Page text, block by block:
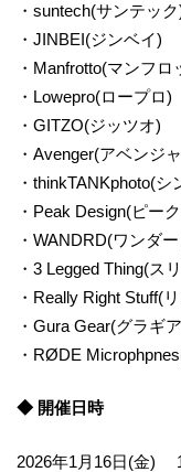
・suntech(サンテック
・JINBEI(ジンベイ)
・Manfrotto(マンフロ
・Lowepro(ロープロ)
・GITZO(ジッツオ)
・Avenger(アベンジ
・thinkTANKphoto(
・Peak Design(ピー
・WANDRD(ワンダ
・3 Legged Thing(ス
・Really Right Stuff(
・Gura Gear(グラギ
・RØDE
◆ 開催日時
2026年1月16日(金)